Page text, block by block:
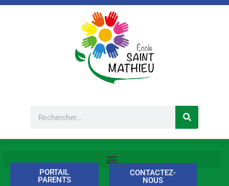
Aller
PORTAIL
PARENTS
CONTACTEZ-
NOUS